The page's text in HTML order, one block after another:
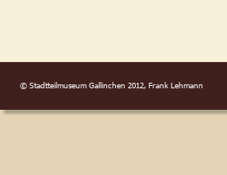
© Stadtteilmuseum Gallinchen 2012, Frank Lehmann